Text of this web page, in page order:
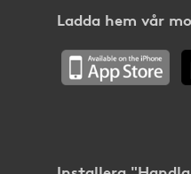
Ladda hem vår